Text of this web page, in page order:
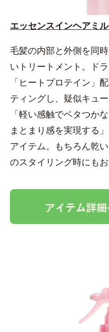
エッセンスインヘアミ
毛髪の内部と外側を同
いトリートメント。ド
「ヒートプロテイン」
ティングし、疑似キュ
「軽い感触でベタつか
まとまり感を実現する
アイテム。もちろん乾
のスタイリング時にもお